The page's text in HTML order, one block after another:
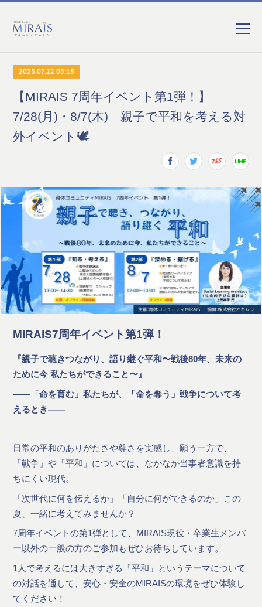
2025.07.22 05:18
【MIRAIS 7周年イベント第1弾！】
7/28(月)・8/7(木) 親子で平和を考える対
外イベント🕊
MIRAIS7周年イベント第1弾！
『親子で聴きつながり、語り継ぐ平和〜戦後80年、未来の
ために今 私たちができること〜』
――「命を育む」私たちが、「命を奪う」戦争について考
えるとき――
日常の平和のありがたさや尊さを実感し、願う一方で、
「戦争」や「平和」については、なかなか当事者意識を持
ちにくい現代。
「次世代に何を伝えるか」「自分に何ができるのか」この
夏、一緒に考えてみませんか？
7周年イベントの第1弾として、MIRAIS現役・卒業生メンバ
ー以外の一般の方のご参加もぜひお待ちしています。
1人で考えるには大きすぎる「平和」というテーマについて
の対話を通して、安心・安全のMIRAISの環境をぜひ体験し
てください！